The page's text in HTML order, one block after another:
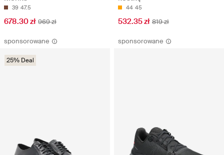
39 47.5
678.30 zł 969 zł
44 45
532.35 zł 819 zł
sponsorowane
25% Deal
sponsorowane